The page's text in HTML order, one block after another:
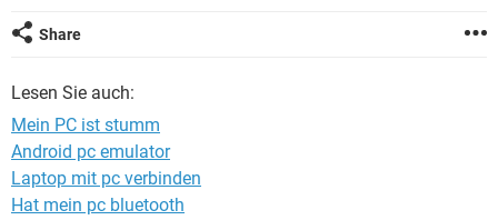
FACEBOOK
Share
Lesen Sie auch:
Mein PC ist stumm
Android pc emulator
Laptop mit pc verbinden
Hat mein pc bluetooth